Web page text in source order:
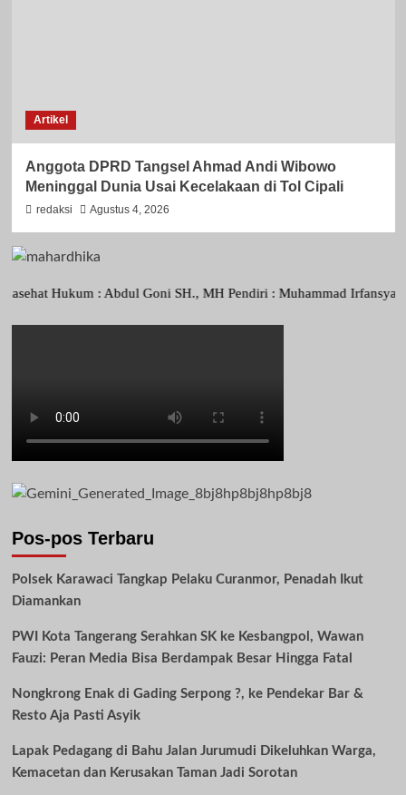
Artikel
Anggota DPRD Tangsel Ahmad Andi Wibowo
Meninggal Dunia Usai Kecelakaan di Tol Cipali
redaksi Agustus 4, 2026
Hukum : Abdul Goni SH., MH Pendiri : Muhammad Irfansyah,
Pos-pos Terbaru
Polsek Karawaci Tangkap Pelaku Curanmor, Penadah Ikut
Diamankan
PWI Kota Tangerang Serahkan SK ke Kesbangpol, Wawan
Fauzi: Peran Media Bisa Berdampak Besar Hingga Fatal
Nongkrong Enak di Gading Serpong ?, ke Pendekar Bar &
Resto Aja Pasti Asyik
Lapak Pedagang di Bahu Jalan Jurumudi Dikeluhkan Warga,
Kemacetan dan Kerusakan Taman Jadi Sorotan